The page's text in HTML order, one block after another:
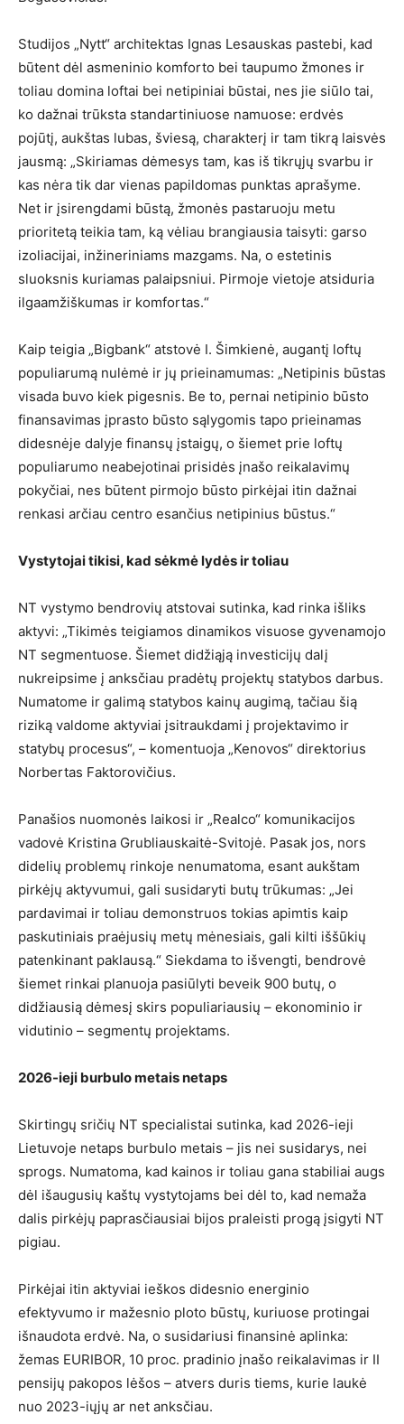
Studijos „Nytt“ architektas Ignas Lesauskas pastebi, kad
būtent dėl asmeninio komforto bei taupumo žmones ir
toliau domina loftai bei netipiniai būstai, nes jie siūlo tai,
ko dažnai trūksta standartiniuose namuose: erdvės
pojūtį, aukštas lubas, šviesą, charakterį ir tam tikrą laisvės
jausmą: „Skiriamas dėmesys tam, kas iš tikrųjų svarbu ir
kas nėra tik dar vienas papildomas punktas aprašyme.
Net ir įsirengdami būstą, žmonės pastaruoju metu
prioritetą teikia tam, ką vėliau brangiausia taisyti: garso
izoliacijai, inžineriniams mazgams. Na, o estetinis
sluoksnis kuriamas palaipsniui. Pirmoje vietoje atsiduria
ilgaamžiškumas ir komfortas.“
Kaip teigia „Bigbank“ atstovė I. Šimkienė, augantį loftų
populiarumą nulėmė ir jų prieinamumas: „Netipinis būstas
visada buvo kiek pigesnis. Be to, pernai netipinio būsto
finansavimas įprasto būsto sąlygomis tapo prieinamas
didesnėje dalyje finansų įstaigų, o šiemet prie loftų
populiarumo neabejotinai prisidės įnašo reikalavimų
pokyčiai, nes būtent pirmojo būsto pirkėjai itin dažnai
renkasi arčiau centro esančius netipinius būstus.“
Vystytojai tikisi, kad sėkmė lydės ir toliau
NT vystymo bendrovių atstovai sutinka, kad rinka išliks
aktyvi: „Tikimės teigiamos dinamikos visuose gyvenamojo
NT segmentuose. Šiemet didžiąją investicijų dalį
nukreipsime į anksčiau pradėtų projektų statybos darbus.
Numatome ir galimą statybos kainų augimą, tačiau šią
riziką valdome aktyviai įsitraukdami į projektavimo ir
statybų procesus“, – komentuoja „Kenovos“ direktorius
Norbertas Faktorovičius.
Panašios nuomonės laikosi ir „Realco“ komunikacijos
vadovė Kristina Grubliauskaitė-Svitojė. Pasak jos, nors
didelių problemų rinkoje nenumatoma, esant aukštam
pirkėjų aktyvumui, gali susidaryti butų trūkumas: „Jei
pardavimai ir toliau demonstruos tokias apimtis kaip
paskutiniais praėjusių metų mėnesiais, gali kilti iššūkių
patenkinant paklausą.“ Siekdama to išvengti, bendrovė
šiemet rinkai planuoja pasiūlyti beveik 900 butų, o
didžiausią dėmesį skirs populiariausių – ekonominio ir
vidutinio – segmentų projektams.
2026-ieji burbulo metais netaps
Skirtingų sričių NT specialistai sutinka, kad 2026-ieji
Lietuvoje netaps burbulo metais – jis nei susidarys, nei
sprogs. Numatoma, kad kainos ir toliau gana stabiliai augs
dėl išaugusių kaštų vystytojams bei dėl to, kad nemaža
dalis pirkėjų paprasčiausiai bijos praleisti progą įsigyti NT
pigiau.
Pirkėjai itin aktyviai ieškos didesnio energinio
efektyvumo ir mažesnio ploto būstų, kuriuose protingai
išnaudota erdvė. Na, o susidariusi finansinė aplinka:
žemas EURIBOR, 10 proc. pradinio įnašo reikalavimas ir II
pensijų pakopos lėšos – atvers duris tiems, kurie laukė
nuo 2023-iųjų ar net anksčiau.